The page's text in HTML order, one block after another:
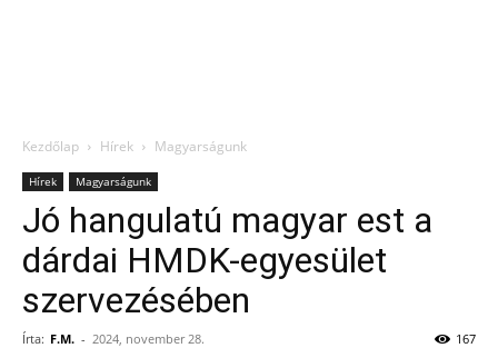
Kezdőlap Hírek Magyarságunk
Hírek Magyarságunk
Jó hangulatú magyar est a
dárdai HMDK-egyesület
szervezésében
Írta: F.M. - 2024, november 28. 167